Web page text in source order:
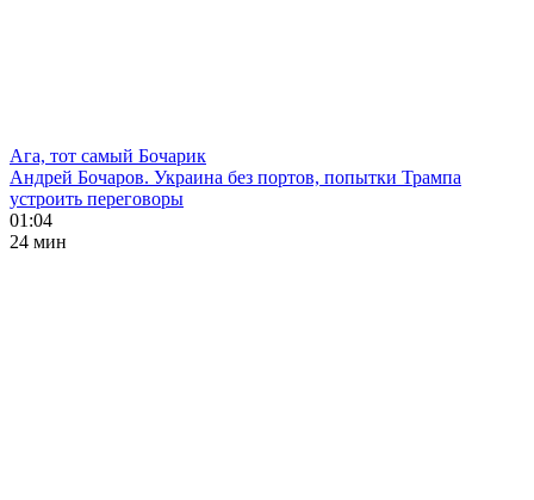
Ага, тот самый Бочарик
Андрей Бочаров. Украина без портов, попытки Трампа
устроить переговоры
01:04
24 мин